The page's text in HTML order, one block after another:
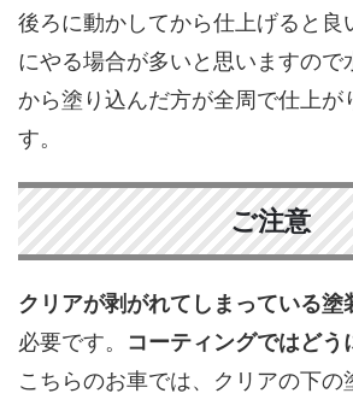
後ろに動かしてから仕上げると良
にやる場合が多いと思いますので
から塗り込んだ方が全周で仕上が
す。
ご注意
クリアが剥がれてしまっている塗
必要です。 コーティングではどう
こちらのお車では、クリアの下の